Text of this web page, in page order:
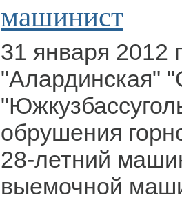
машинист
31 января 2012
"Алардинская"
обрушения
28-летний
выемочной